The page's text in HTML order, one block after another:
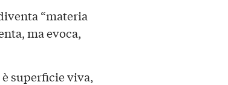
“materia
ma evoca,
è superficie viva,